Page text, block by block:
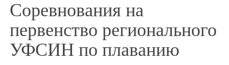
Соревнования на
первенство регионального
УФСИН по плаванию